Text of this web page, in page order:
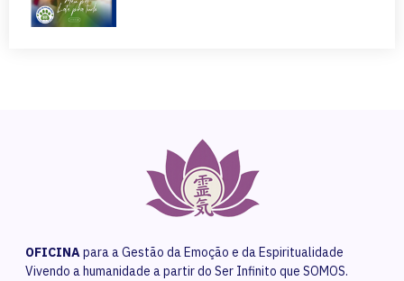
OFICINApara a Gestão da Emoção e da Espiritualidade
Vivendo a humanidade a partir do Ser Infinito que SOMOS.